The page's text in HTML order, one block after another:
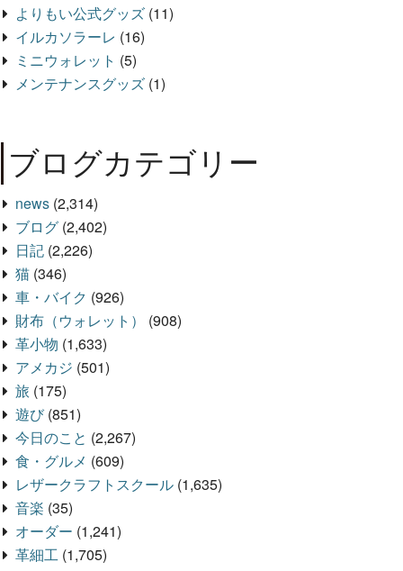
よりもい公式グッズ (11)
イルカソラーレ (16)
ミニウォレット (5)
メンテナンスグッズ (1)
ブログカテゴリー
news (2,314)
ブログ (2,402)
日記 (2,226)
猫 (346)
車・バイク (926)
財布（ウォレット）
(908)
革小物 (1,633)
アメカジ (501)
旅 (175)
遊び(851)
今日のこと (2,267)
食・グルメ (609)
レザークラフトスクール (1,635)
音楽 (35)
オーダー (1,241)
革細工 (1,705)